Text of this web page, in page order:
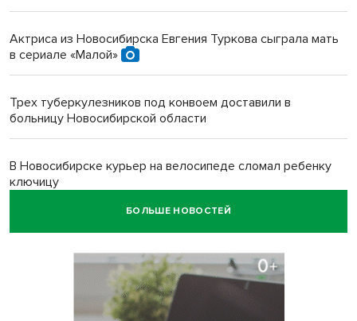
Актриса из Новосибирска Евгения Туркова сыграла мать
в сериале «Малой»
Трех туберкулезников под конвоем доставили в
больницу Новосибирской области
В Новосибирске курьер на велосипеде сломал ребенку
ключицу
БОЛЬШЕ НОВОСТЕЙ